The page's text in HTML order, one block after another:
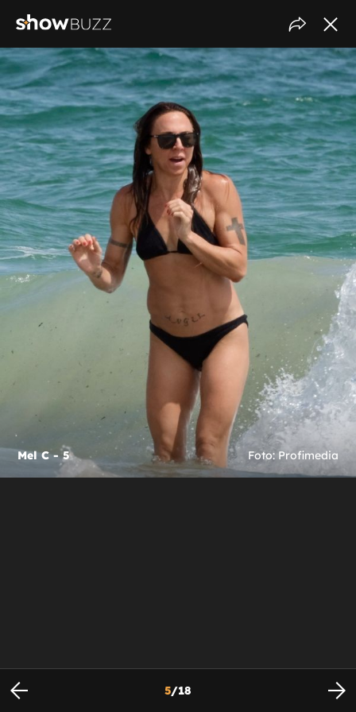
Mel C - 5 Foto: Profimedia
5/18